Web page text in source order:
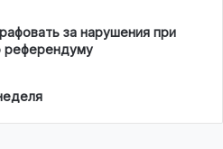
за нарушения при
референдуму